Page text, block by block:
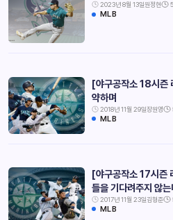
2023년 8월 13일원정현
MLB
[야구공작소 18시즌
약하며
2018년 11월 29일장원영
MLB
[야구공작소 17시즌
들을 기다려주지 않는
2017년 11월 23일김형준
MLB